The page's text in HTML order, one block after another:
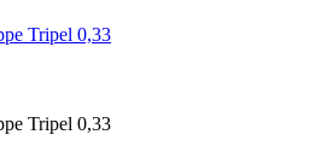
Tripel 0,33
Tripel 0,33